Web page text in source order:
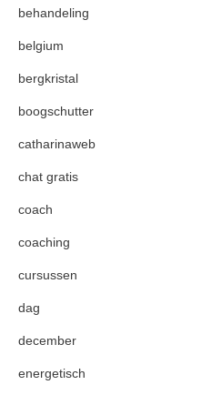
behandeling
belgium
bergkristal
boogschutter
catharinaweb
chat gratis
coach
coaching
cursussen
dag
december
energetisch